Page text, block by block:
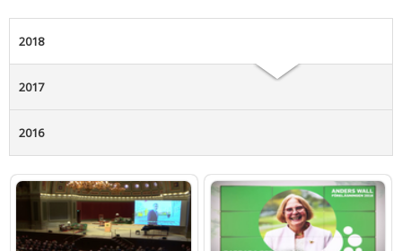
2018
2017
2016